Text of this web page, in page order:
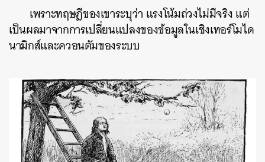
เพราะทฤษฎีของเขาระบุว่า แรงโน้มถ่วงไม่มีจริง แต่
เป็นผลมาจากการเปลี่ยนแปลงของข้อมูลในเชิงเทอร์โมได
นามิกส์และควอนตัมของระบบ